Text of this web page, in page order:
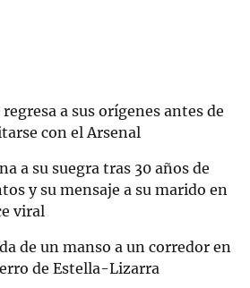
a sus orígenes antes de
con el Arsenal
a su suegra tras 30 años de
y su mensaje a su marido en
viral
de un manso a un corredor en
de Estella-Lizarra